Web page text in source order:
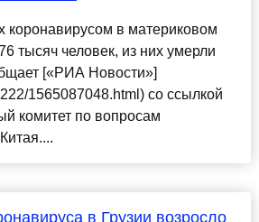
коронавирусом в материковом
тысяч человек, из них умерли
[«РИА Новости»]
1565087048.html) со ссылкой
комитет по вопросам
в Грузии возросло